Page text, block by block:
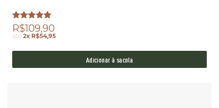
Avaliação
5.00de 5
R$109,90
até2x R$54,95
Adicionar à sacola